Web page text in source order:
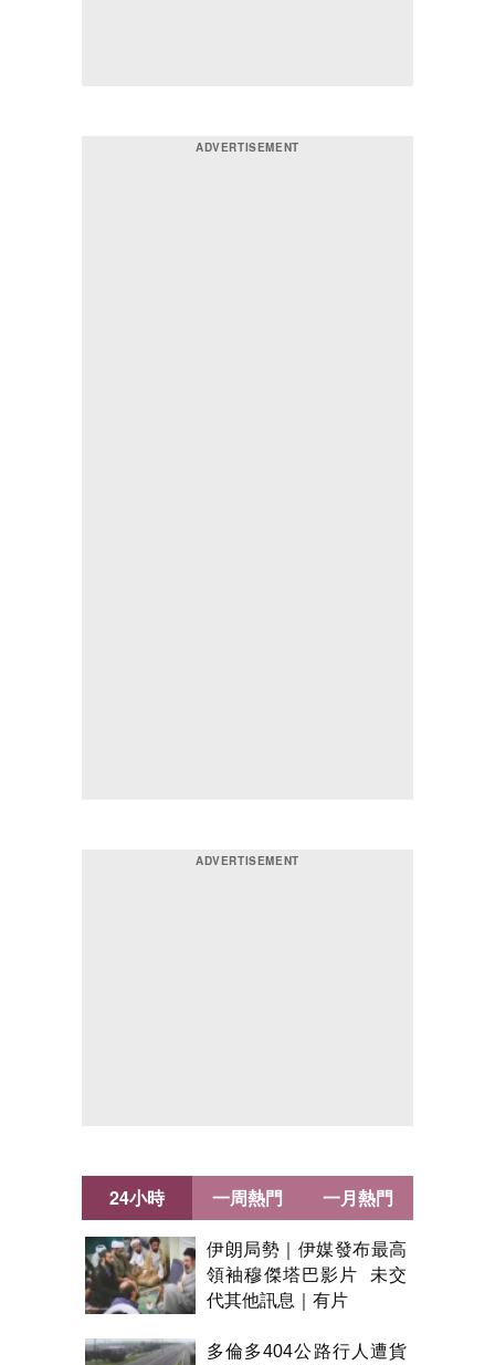
24小時
伊朗局勢｜伊媒發布最高
領袖穆傑塔巴影片 未交
代其他訊息｜有片
多倫多404公路行人遭貨
一周熱門 一月熱門